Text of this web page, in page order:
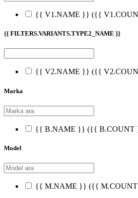
{{ V1.NAME }} ({{
{{ FILTERS.VARIANTS.TYPE2_NAME }}
{{ V2.NAME }} ({{
Marka
{{ B.NAME }} ({{ B.COUNT
Model
{{ M.NAME }} ({{